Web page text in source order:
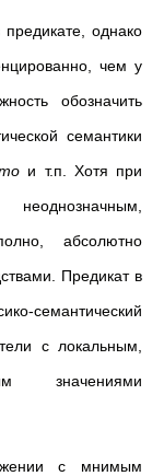
однако
чем у
обозначить
семантики
и т.п. Хотя при
абсолютно
Предикат в
семантический
с локальным,
значениями
с мнимым